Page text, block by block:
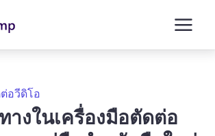
อวีดิโอ
างในเครื่องมือตัดต่อ